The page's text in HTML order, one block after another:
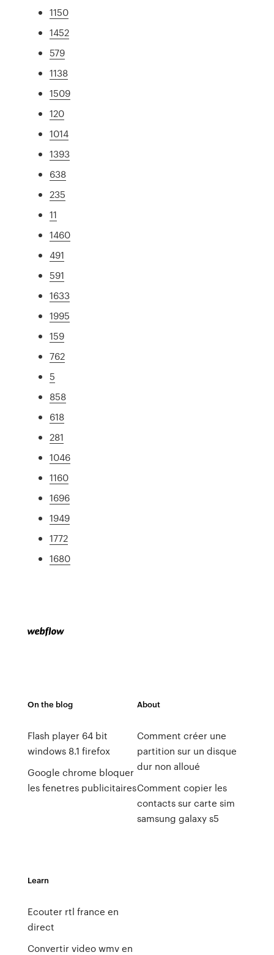
1150
1452
579
1138
1509
120
1014
1393
638
235
11
1460
491
591
1633
1995
159
762
5
858
618
281
1046
1160
1696
1949
1772
1680
On the blog
Flash player 64 bit
windows 8.1 firefox
Google chrome bloquer
les fenetres publicitaires
About
Comment créer une
partition sur un disque
dur non alloué
Comment copier les
contacts sur carte sim
samsung galaxy s5
Learn
Ecouter rtl france en
direct
Convertir video wmv en